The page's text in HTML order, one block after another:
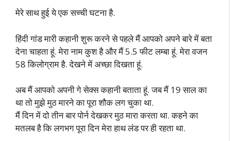
मेरे साथ हुई ये एक सच्ची घटना है.
हिंदी गांड मारी कहानी शुरू करने से पहले मैं आपको अपने बारे में बता
देना चाहता हूं. मेरा नाम कुश है और मैं 5.5 फीट लम्बा हूं. मेरा वजन
58 किलोग्राम है. देखने में अच्छा दिखता हूं.
अब मैं आपको अपनी गे सेक्स कहानी बताता हूं. जब मैं 19 साल का
था तो मुझे मुठ मारने का पूरा शौक लग चुका था.
मैं दिन में दो तीन बार पोर्न देखकर मुठ मारा करता था. कहने का
मतलब है कि लगभग पूरा दिन मेरा हाथ लंड पर ही रहता था.